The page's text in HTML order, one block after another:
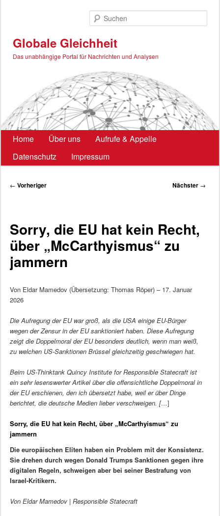
Globale Gleichheit
Das unabhängige Portal für Nachrichten und Analysen
Hauptmenü
Home Über uns
Aufrufe & Appelle
Datenschutz
Impressum
Beitragsnavigation
← Vorheriger Nächster →
Sorry, die EU hat kein Recht,
über „McCarthyismus“ zu
jammern
Von Eldar Mamedov (Übersetzung: Thomas Röper) – 17. Januar
2026
Die Aufregung der EU war groß, als die USA einige EU-Bürger
wegen der Zensur in der EU sanktioniert haben. Diese Aufregung
zeigt die Doppelmoral der EU besonders deutlich, wenn man weiß,
zu welchen US-Sanktionen Brüssel gleichzeitig geschwiegen hat.
Beim US-Thinktank Quincy Institute for Responsible Statecraft ist
ein sehr lesenswerter Artikel über die offensichtliche Doppelmoral in
der EU erschienen, den ich übersetzt habe, weil er über Dinge
berichtet, die deutsche Medien lieber verschweigen. […]
Sorry, die EU hat kein Recht, über „McCarthyismus“ zu
jammern
Die europäischen Eliten haben ein Problem mit der Konsistenz.
Sie drehen durch wegen Donald Trumps Sanktionen gegen ihre
digitalen Regeln, schweigen aber bei seiner Bestrafung von
Israel-Kritikern.
Von Eldar Mamedov | Responsible Statecraft